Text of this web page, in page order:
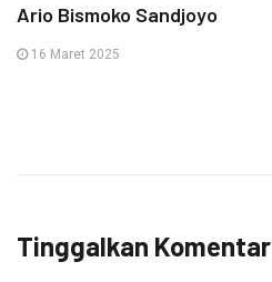
Ario Bismoko Sandjoyo
16 Maret 2025
Tinggalkan Komentar